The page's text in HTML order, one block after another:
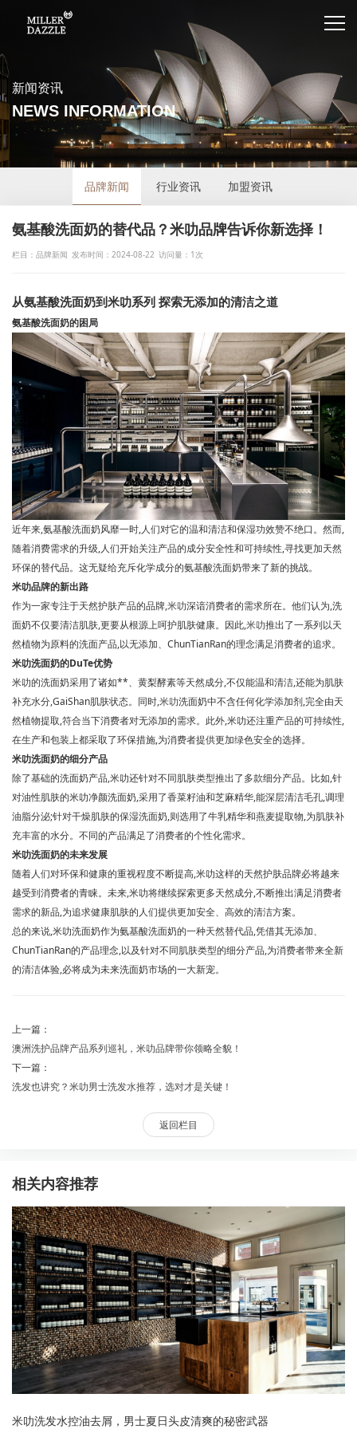
新闻资讯
NEWS INFORMATION
品牌新闻 行业资讯 加盟资讯
氨基酸洗面奶的替代品？米叻品牌告诉你新选择！
栏目：品牌新闻 发布时间：2024-08-22 访问量：1次
从氨基酸洗面奶到米叻系列 探索无添加的清洁之道
氨基酸洗面奶的困局
近年来,氨基酸洗面奶风靡一时,人们对它的温和清洁和保湿功效赞不绝口。然而,
随着消费需求的升级,人们开始关注产品的成分安全性和可持续性,寻找更加天然
环保的替代品。这无疑给充斥化学成分的氨基酸洗面奶带来了新的挑战。
米叻品牌的新出路
作为一家专注于天然护肤产品的品牌,米叻深谙消费者的需求所在。他们认为,洗
面奶不仅要清洁肌肤,更要从根源上呵护肌肤健康。因此,米叻推出了一系列以天
然植物为原料的洗面产品,以无添加、ChunTianRan的理念满足消费者的追求。
米叻洗面奶的DuTe优势
米叻的洗面奶采用了诸如**、黄梨酵素等天然成分,不仅能温和清洁,还能为肌肤
补充水分,GaiShan肌肤状态。同时,米叻洗面奶中不含任何化学添加剂,完全由天
然植物提取,符合当下消费者对无添加的需求。此外,米叻还注重产品的可持续性,
在生产和包装上都采取了环保措施,为消费者提供更加绿色安全的选择。
米叻洗面奶的细分产品
除了基础的洗面奶产品,米叻还针对不同肌肤类型推出了多款细分产品。比如,针
对油性肌肤的米叻净颜洗面奶,采用了香菜籽油和芝麻精华,能深层清洁毛孔,调理
油脂分泌;针对干燥肌肤的保湿洗面奶,则选用了牛乳精华和燕麦提取物,为肌肤补
充丰富的水分。不同的产品满足了消费者的个性化需求。
米叻洗面奶的未来发展
随着人们对环保和健康的重视程度不断提高,米叻这样的天然护肤品牌必将越来
越受到消费者的青睐。未来,米叻将继续探索更多天然成分,不断推出满足消费者
需求的新品,为追求健康肌肤的人们提供更加安全、高效的清洁方案。
总的来说,米叻洗面奶作为氨基酸洗面奶的一种天然替代品,凭借其无添加、
ChunTianRan的产品理念,以及针对不同肌肤类型的细分产品,为消费者带来全新
的清洁体验,必将成为未来洗面奶市场的一大新宠。
上一篇：
澳洲洗护品牌产品系列巡礼，米叻品牌带你领略全貌！
下一篇：
洗发也讲究？米叻男士洗发水推荐，选对才是关键！
返回栏目
相关内容推荐
米叻洗发水控油去屑，男士夏日头皮清爽的秘密武器